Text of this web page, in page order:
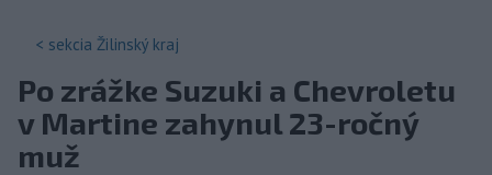
< sekcia Žilinský kraj
Po zrážke Suzuki a Chevroletu
v Martine zahynul 23-ročný
muž